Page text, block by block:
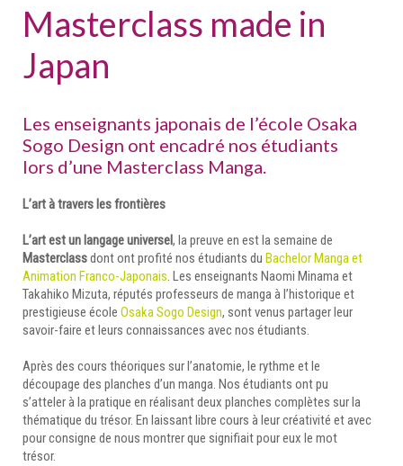
Masterclass made in
Japan
Les enseignants japonais de l’école Osaka
Sogo Design ont encadré nos étudiants
lors d’une Masterclass Manga.
L’art à travers les frontières
L’art est un langage universel, la preuve en est la semaine de
Masterclassdont ont profité nos étudiants du Bachelor Manga et
Animation Franco-Japonais. Les enseignants Naomi Minama et
Takahiko Mizuta, réputés professeurs de manga à l’historique et
prestigieuse école Osaka Sogo Design, sont venus partager leur
savoir-faire et leurs connaissances avec nos étudiants.
Après des cours théoriques sur l’anatomie, le rythme et le
découpage des planches d’un manga. Nos étudiants ont pu
s’atteler à la pratique en réalisant deux planches complètes sur la
thématique du trésor. En laissant libre cours à leur créativité et avec
pour consigne de nous montrer que signifiait pour eux le mot
trésor.